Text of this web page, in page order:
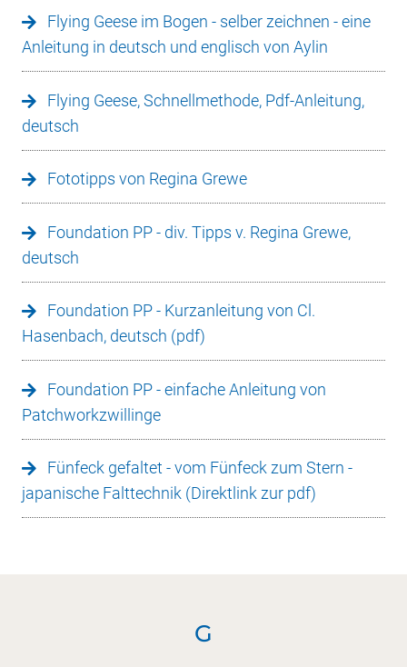
Flying Geese im Bogen - selber zeichnen - eine
Anleitung in deutsch und englisch von Aylin
Flying Geese, Schnellmethode, Pdf-Anleitung,
deutsch
Fototipps von Regina Grewe
Foundation PP - div. Tipps v. Regina Grewe,
deutsch
Foundation PP - Kurzanleitung von Cl.
Hasenbach, deutsch (pdf)
Foundation PP - einfache Anleitung von
Patchworkzwillinge
Fünfeck gefaltet - vom Fünfeck zum Stern -
japanische Falttechnik (Direktlink zur pdf)
G